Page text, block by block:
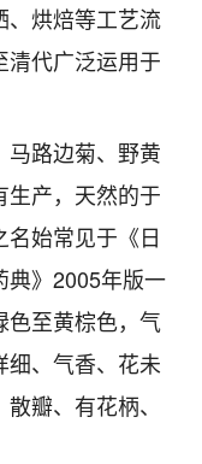
、烘焙等工艺流
代广泛运用于
马路边菊、野黄
生产，天然的于
始常见于《日
典》2005年版一
色至黄棕色，气
细、气香、花未
瓣、有花柄、